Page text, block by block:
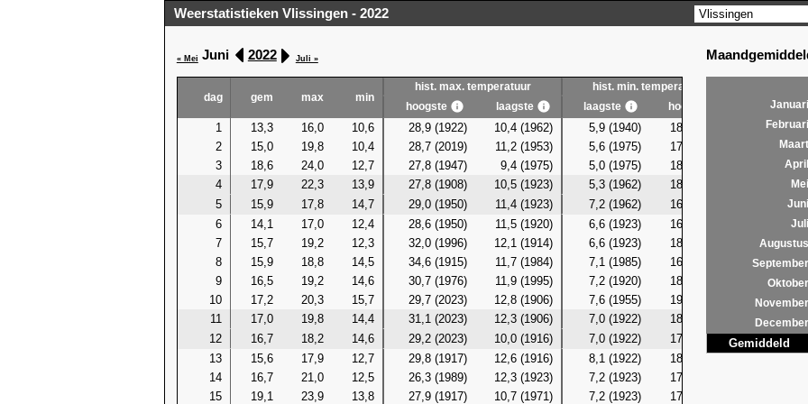
Weerstatistieken Vlissingen - 2022
« Mei Juni 2022 Juli »
dag gem max min
hist. max. temperatuur hist. min. temperatuur
hist.
hoogste
laagste laagste hoogste laagste
1 13,3 16,0 10,6 28,9 (1922) 10,4 (1962) 5,9 (1940) 18,3 (1947) 8,3
2
15,0 19,8 10,4 28,7 (2019) 11,2 (1953) 5,6 (1975) 17,1 (2019) 8,7
3
18,6 24,0 12,7 27,8 (1947) 9,4 (1975) 5,0 (1975) 18,8 (1947) 7,9
4
17,9 22,3 13,9 27,8 (1908) 10,5 (1923) 5,3 (1962) 18,0 (1982) 9,0
5
15,9 17,8 14,7 29,0 (1950) 11,4 (1923) 7,2 (1962) 16,8 (1982) 9,4
6
14,1 17,0 12,4 28,6 (1950) 11,5 (1920) 6,6 (1923) 16,8 (1982) 9,5
7
15,7 19,2 12,3 32,0 (1996) 12,1 (1914) 6,6 (1923) 18,0 (1996) 10,6
8
15,9 18,8 14,5 34,6 (1915) 11,7 (1984) 7,1 (1985) 16,6 (2004) 9,5
9
16,5 19,2 14,6 30,7 (1976) 11,9 (1995) 7,2 (1920) 18,0 (2014) 10,2
10
17,2 20,3 15,7 29,7 (2023) 12,8 (1906) 7,6 (1955) 19,6 (2023) 10,7
11
17,0 19,8 14,4 31,1 (2023) 12,3 (1906) 7,0 (1922) 18,9 (2023) 10,5
12
16,7 18,2 14,6 29,2 (2023) 10,0 (1916) 7,0 (1922) 17,4 (2006) 8,5
13
15,6 17,9 12,7 29,8 (1917) 12,6 (1916) 8,1 (1922) 18,3 (2023)
14
16,7 21,0 12,5 26,3 (1989) 12,3 (1923) 7,2 (1923) 17,6 (2023)
15
19,1 23,9 13,8 27,9 (1917) 10,7 (1971) 7,2 (1923) 17,5 (2017)
Januari
Februari
Maart
April
Mei
Juni
Juli
Augustus
September
Oktober
November
December
Gemiddeld